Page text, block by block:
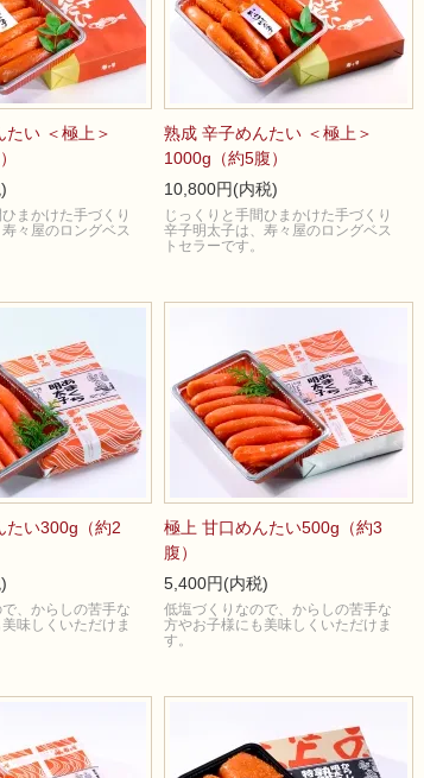
たい ＜極上＞
まかけた手づくり
々屋のロングベス
熟成 辛子めんたい ＜極上＞
1000g（約5腹）
10,800円(内税)
じっくりと手間ひまかけた手づくり
辛子明太子は、寿々屋のロングベス
トセラーです。
たい300g（約2
、からしの苦手な
味しくいただけま
極上 甘口めんたい500g（約3
腹）
5,400円(内税)
低塩づくりなので、からしの苦手な
方やお子様にも美味しくいただけま
す。